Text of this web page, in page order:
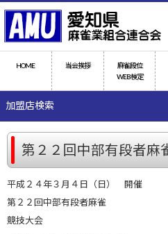
HOME 当会挨拶
麻雀段位
WEB検定
加盟店検索
第２２回中部有段者麻
平成２４年３月４日（日） 開催
第２２回中部有段者麻雀
競技大会